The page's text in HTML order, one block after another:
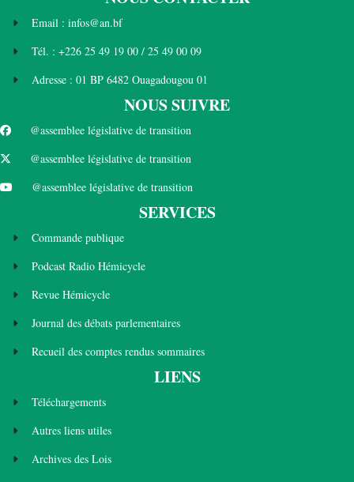
Email : infos@an.bf
Tél. : +226 25 49 19 00 / 25 49 00 09
Adresse : 01 BP 6482 Ouagadougou 01
NOUS SUIVRE
@assemblee législative de transition
@assemblee législative de transition
@assemblee législative de transition
SERVICES
Commande publique
Podcast Radio Hémicycle
Revue Hémicycle
Journal des débats parlementaires
Recueil des comptes rendus sommaires
LIENS
Téléchargements
Autres liens utiles
Archives des Lois